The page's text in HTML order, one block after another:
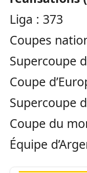
Liga : 373
Coupes
Supercoupe
Coupe
Supercoupe
Coupe du
Équipe